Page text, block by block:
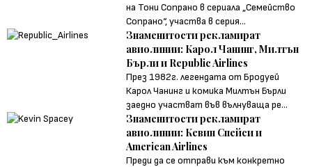
на Тони Сопрано в сериала „Семейство
Сопрано“, участва в серия...
Знаменитости рекламират
авиолинии: Карол Чанинг, Милтън
Бърли и Republic Airlines
През 1982г. легендата от Бродуей
Карол Чанинг и комика Милтън Бърли
заедно участват във вълнуваща ре...
Знаменитости рекламират
авиолинии: Кевин Спейси и
American Airlines
Преди да се отправи към конкретно